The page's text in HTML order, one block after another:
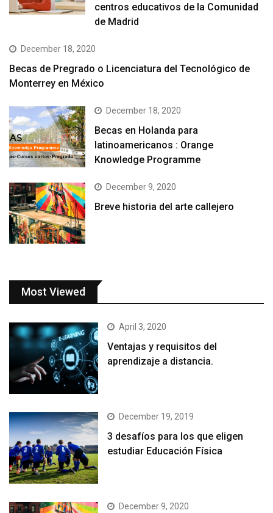
centros educativos de la Comunidad
de Madrid
December 18, 2020
Becas de Pregrado o Licenciatura del Tecnológico de
Monterrey en México
December 18, 2020
Becas en Holanda para
latinoamericanos : Orange
Knowledge Programme
December 9, 2020
Breve historia del arte callejero
Most Viewed
April 3, 2020
Ventajas y requisitos del
aprendizaje a distancia.
December 19, 2019
3 desafíos para los que eligen
estudiar Educación Física
December 9, 2020